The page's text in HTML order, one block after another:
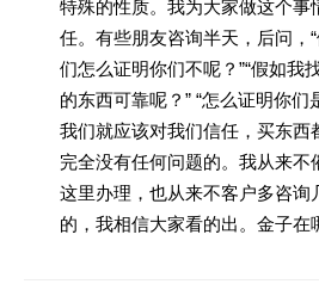
特殊的性质。我为大家做这个事
任。有些朋友咨询半天，后问，
们怎么证明你们不呢？”“假如我
的东西可靠呢？” “怎么证明你们
我们就应该对我们信任，买东西
完全没有任何问题的。我从来不
这里办理，也从来不客户多咨询
的，我相信大家看的出。金子在